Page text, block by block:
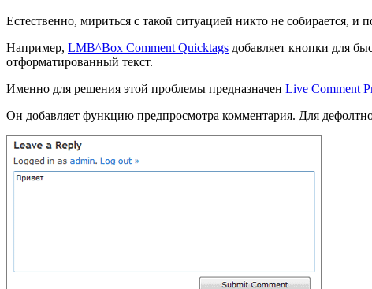
Естественно, мириться с такой ситуацией никто не собирается,
Например, LMB^Box Comment Quicktags добавляет кнопки для
отформатированный текст.
Именно для решения этой проблемы предназначен Live Comment
Он добавляет функцию предпросмотра комментария. Для